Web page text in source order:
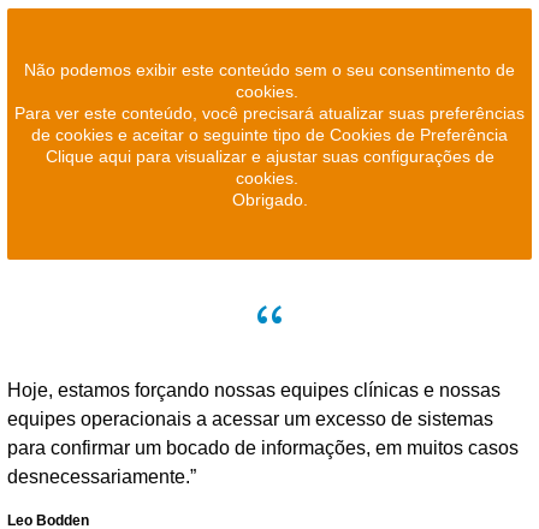
Não podemos exibir este conteúdo sem o seu consentimento de
cookies.
Para ver este conteúdo, você precisará atualizar suas preferências
de cookies e aceitar o seguinte tipo de Cookies de Preferência
Clique aqui para visualizar e ajustar suas configurações de
cookies.
Obrigado.
Hoje, estamos forçando nossas equipes clínicas e nossas
equipes operacionais a acessar um excesso de sistemas
para confirmar um bocado de informações, em muitos casos
desnecessariamente.”
Leo Bodden